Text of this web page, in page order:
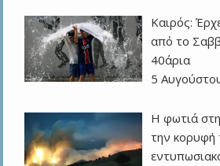
Καιρός:
από το
40άρια
5
Η φωτιά
την κορυφή